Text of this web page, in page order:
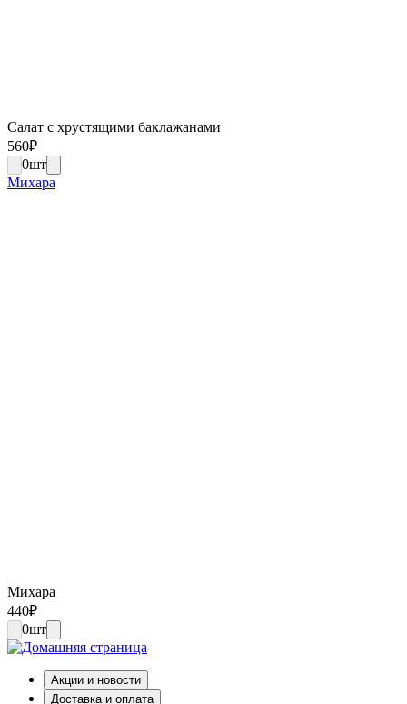
Салат с хрустящими баклажанами
560₽
0шт
Михара
Михара
440₽
0шт
Акции и новости
Доставка и оплата